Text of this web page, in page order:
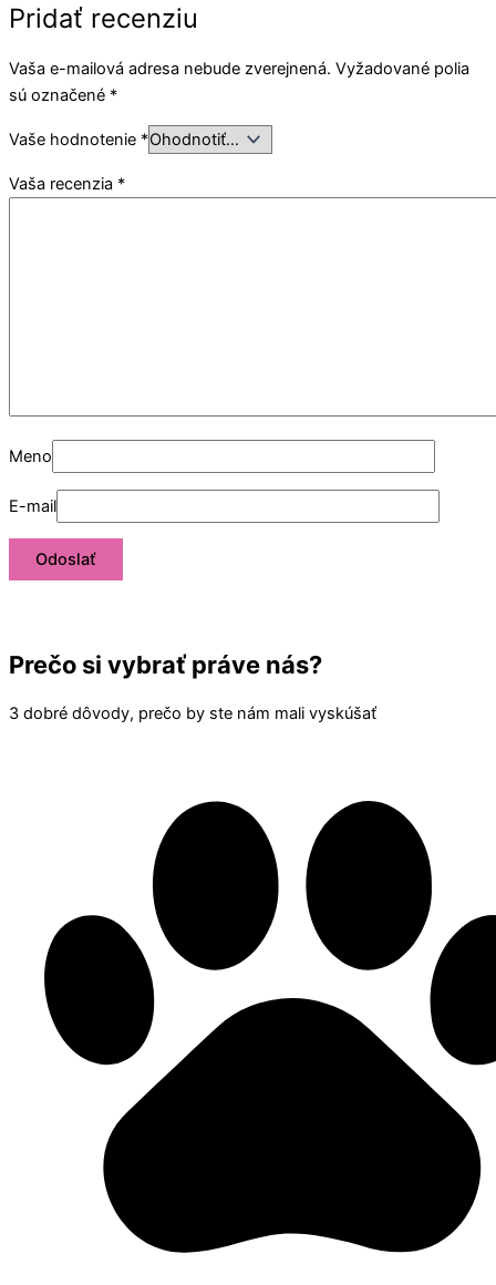
Pridať recenziu
Vaša e-mailová adresa nebude zverejnená. Vyžadované polia
sú označené *
Vaše hodnotenie *
Vaša recenzia *
Meno
E-mail
Prečo si vybrať práve nás?
3 dobré dôvody, prečo by ste nám mali vyskúšať